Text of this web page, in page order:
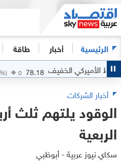
الرئيسية أخبار طاقة
الخفيف 78.18
0
( 0%)
أخبار الشركات
الوقود يلتهم ثلث
الربعية
سكاي نيوز عربية - أبوظبي